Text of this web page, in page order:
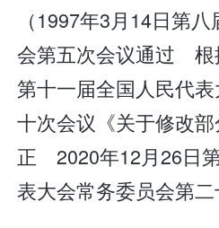
（1997年3月14日第
会第五次会议通过 根
第十一届全国人民代
十次会议《关于修改
正 2020年12月26日
表大会常务委员会第二